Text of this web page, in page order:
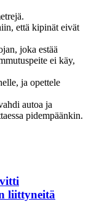
että kipinät eivät
joka estää
ei käy,
ja opettele
autoa ja
pidempäänkin.
liittyneitä